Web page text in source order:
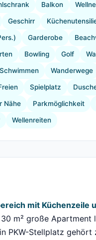
Balkon
Geschirr
Garderobe
Bowling Golf
Schwimmen Wanderwege
Spielplatz
Nähe Parkmöglichkeit
Wellenreiten
mit Küchenzeile
30 m² große Apartment
PKW-Stellplatz